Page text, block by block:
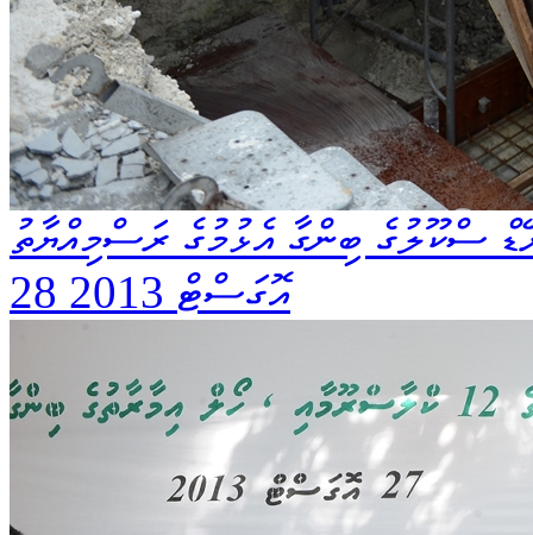
28 އޮގަސްޓް 2013